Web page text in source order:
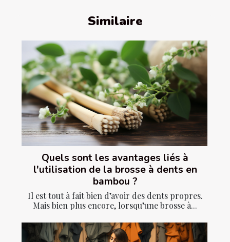
Similaire
Quels sont les avantages liés à
l'utilisation de la brosse à dents en
bambou ?
Il est tout à fait bien d’avoir des dents propres.
Mais bien plus encore, lorsqu’une brosse à...